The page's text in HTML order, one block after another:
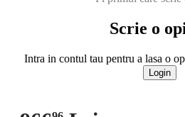
Scrie o
Intra in contul tau pentru a lasa o
Login